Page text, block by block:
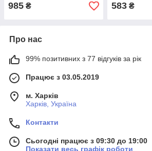
985 ₴ 583₴
Про нас
99% позитивних з 77 відгуків за рік
Працює з 03.05.2019
м. Харків
Харків, Україна
Контакти
Сьогодні працює з 09:30 до 19:00
Показати весь графік роботи